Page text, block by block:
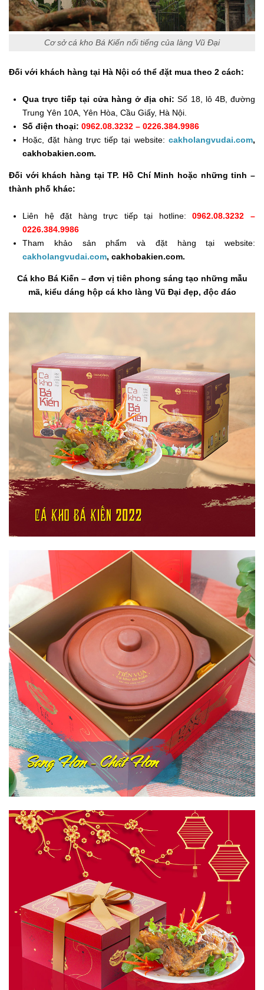
Cơ sở cá kho Bá Kiến nổi tiếng của làng Vũ Đại
Đối với khách hàng tại Hà Nội có thể đặt mua theo 2 cách:
Qua trực tiếp tại cửa hàng ở địa chỉ: Số 18, lô 4B, đường
Trung Yên 10A, Yên Hòa, Cầu Giấy, Hà Nội.
Số điện thoại: 0962.08.3232 – 0226.384.9986
Hoặc, đặt hàng trực tiếp tại website: cakholangvudai.com,
cakhobakien.com.
Đối với khách hàng tại TP. Hồ Chí Minh hoặc những tỉnh –
thành phố khác:
Liên hệ đặt hàng trực tiếp tại hotline:0962.08.3232 –
0226.384.9986
Tham khảo sản phẩm và đặt hàng tại website:
cakholangvudai.com, cakhobakien.com.
Cá kho Bá Kiến – đơn vị tiên phong sáng tạo những mẫu
mã, kiểu dáng hộp cá kho làng Vũ Đại đẹp, độc đáo